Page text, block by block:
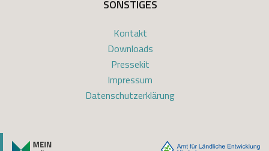
SONSTIGES
Kontakt
Downloads
Pressekit
Impressum
Datenschutzerklärung